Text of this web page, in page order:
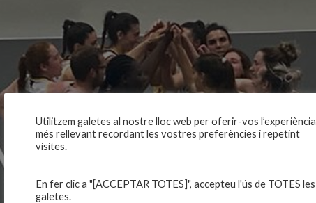
Utilitzem galetes al nostre lloc web per oferir-vos l’experiència
més rellevant recordant les vostres preferències i repetint
visites.
En fer clic a "[ACCEPTAR TOTES]", accepteu l'ús de TOTES les
galetes.